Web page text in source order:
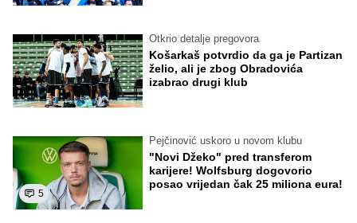
Otkrio detalje pregovora
Košarkaš potvrdio da ga je Partizan
želio, ali je zbog Obradovića
izabrao drugi klub
5
Pejčinović uskoro u novom klubu
"Novi Džeko" pred transferom
karijere! Wolfsburg dogovorio
posao vrijedan čak 25 miliona eura!